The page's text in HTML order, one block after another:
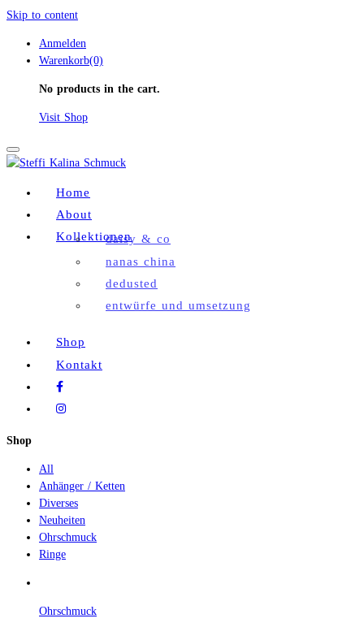
Skip to content
Anmelden
Warenkorb(0)
No products in the cart.
Visit Shop
Toggle
Home
About
Kollektionendaisy & co
nanas china
dedusted
entwürfe und umsetzung
Shop
Kontakt
Shop
All
Anhänger / Ketten
Diverses
Neuheiten
Ohrschmuck
Ringe
Ohrschmuck